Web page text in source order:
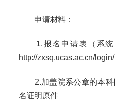
申请材料：
1.报名申请表（系统
http://zxsq.ucas.ac.cn/login/
2.加盖院系公章的本科
名证明原件